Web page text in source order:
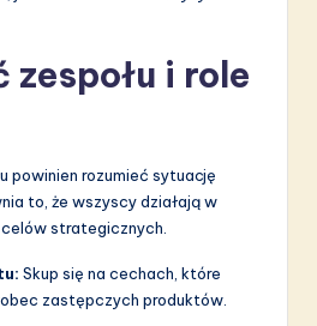
zespołu i role
powinien rozumieć sytuację
to, że wszyscy działają w
strategicznych.
Skup się na cechach, które
zastępczych produktów.